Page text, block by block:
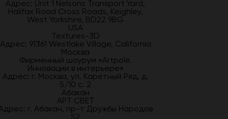
Адрес: Unit 1 Nelsons Transport Yard,
Halifax Road Cross Roads, Keighley,
West Yorkshire, BD22 9BG
USA
Textures-3D
Адрес: 91361 Westlake Village, California
Москва
Фирменный шоурум «Artpole.
Инновации в интерьере»
Адрес: г. Москва, ул. Каретный Ряд, д.
5/10 с. 2
Абакан
АРТ СВЕТ
г. Абакан, пр-т Дружбы Народов
52